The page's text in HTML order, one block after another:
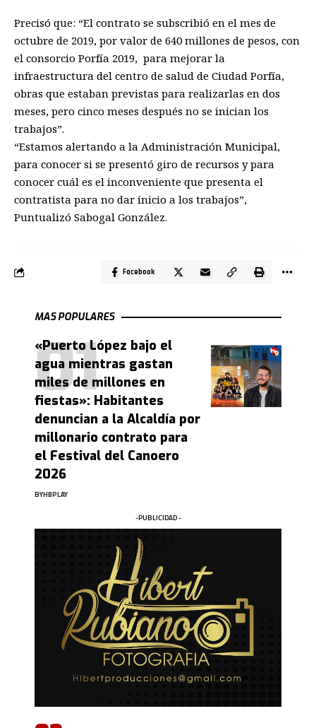
Precisó que: “El contrato se subscribió en el mes de
octubre de 2019, por valor de 640 millones de pesos, con
el consorcio Porfía 2019, para mejorar la
infraestructura del centro de salud de Ciudad Porfía,
obras que estaban previstas para realizarlas en dos
meses, pero cinco meses después no se inician los
trabajos”.
“Estamos alertando a la Administración Municipal,
para conocer si se presentó giro de recursos y para
conocer cuál es el inconveniente que presenta el
contratista para no dar inicio a los trabajos”,
Puntualizó Sabogal González.
Facebook
MAS POPULARES
«Puerto López bajo el
agua mientras gastan
miles de millones en
fiestas»: Habitantes
denuncian a la Alcaldía por
millonario contrato para
el Festival del Canoero
2026
BYHBPLAY
-PUBLICIDAD -